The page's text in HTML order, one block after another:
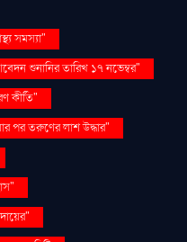
সমস্যা"
শুনানির তারিখ ১৭ নভেম্বর"
কীর্তি"
পর তরুণের লাশ উদ্ধার"